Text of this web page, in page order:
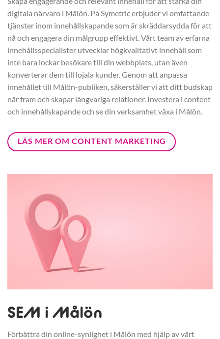
digitala närvaro i Målön. På Symetric erbjuder vi omfattande
tjänster inom innehållskapande som är skräddarsydda för att
nå och engagera din målgrupp effektivt. Vårt team av erfarna
innehållsspecialister utvecklar högkvalitativt innehåll som
inte bara lockar besökare till din webbplats, utan även
konverterar dem till lojala kunder. Genom att anpassa
innehållet till Målön-publiken, säkerställer vi att ditt budskap
når fram och skapar långvariga relationer. Investera i content
och innehållskapande och se din verksamhet växa i Målön.
LÄS MER OM CONTENT MARKETING
SEM i Målön
Förbättra din online-synlighet i Målön med hjälp av vårt